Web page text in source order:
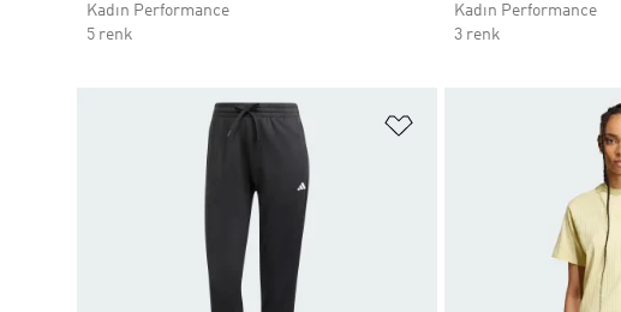
Kadın Performance
5 renk
Kadın Performance
3 renk